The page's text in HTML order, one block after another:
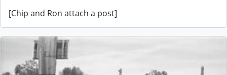
[Chip and Ron attach a post]